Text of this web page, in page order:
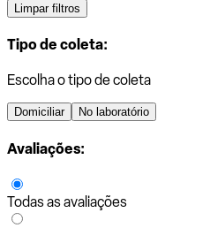
Limpar filtros
Tipo de coleta:
Escolha o tipo de coleta
Domiciliar No laboratório
Avaliações:
Todas as avaliações